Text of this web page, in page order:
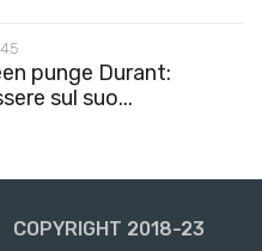
punge Durant:
sul suo...
COPYRIGHT 2018-23